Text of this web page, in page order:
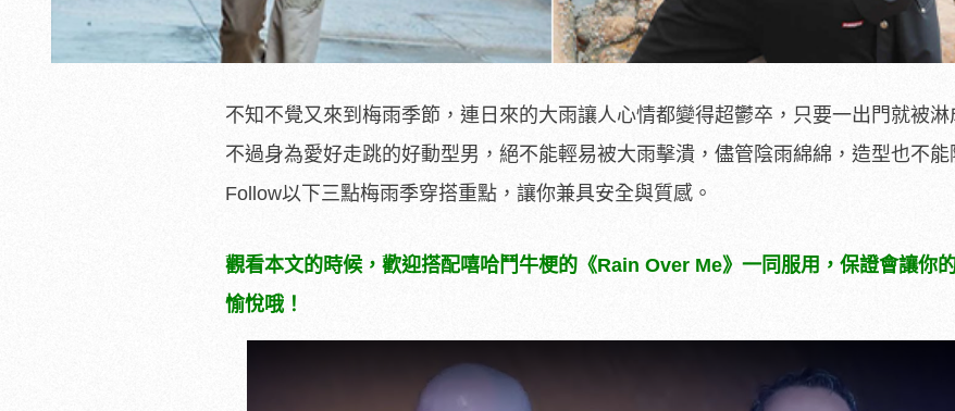
不知不覺又來到梅雨季節，連日來的大雨讓人心情都變得超鬱卒，只要一出門就被淋
不過身為愛好走跳的好動型男，絕不能輕易被大雨擊潰，儘管陰雨綿綿，造型也不能
Follow以下三點梅雨季穿搭重點，讓你兼具安全與質感。
觀看本文的時候，歡迎搭配嘻哈鬥牛梗的《Rain Over Me》一同服用，保證會讓你
愉悅哦！